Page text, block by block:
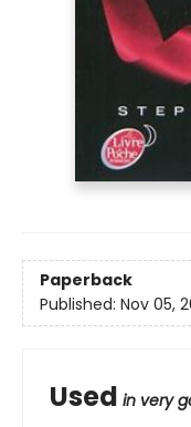
Paperback
Published: Nov 05,
Used in very